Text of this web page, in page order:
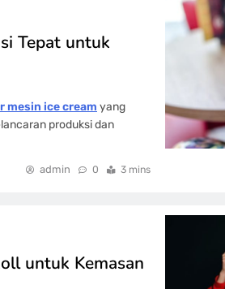
Tepat untuk
mesin ice cream yang
produksi dan
admin 0 3 mins
untuk Kemasan